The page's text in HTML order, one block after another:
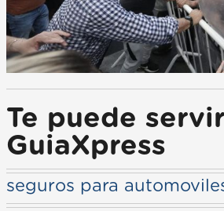
Te puede
GuiaXpress
seguros para